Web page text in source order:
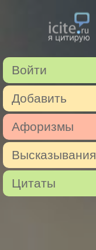
Войти
Добавить
Афоризмы
Высказывания
Цитаты